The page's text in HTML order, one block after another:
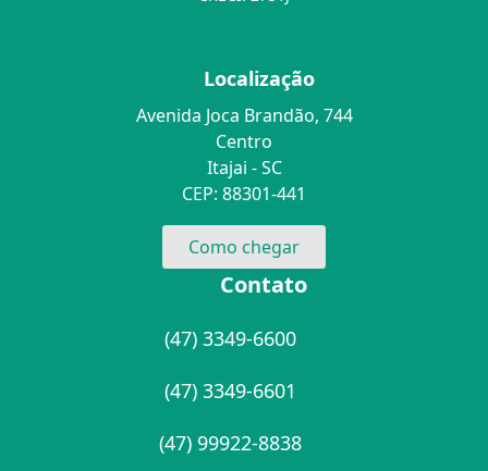
Localização
Avenida Joca Brandão, 744
Centro
Itajai - SC
CEP: 88301-441
Como chegar
Contato
(47) 3349-6600
(47) 3349-6601
(47) 99922-8838